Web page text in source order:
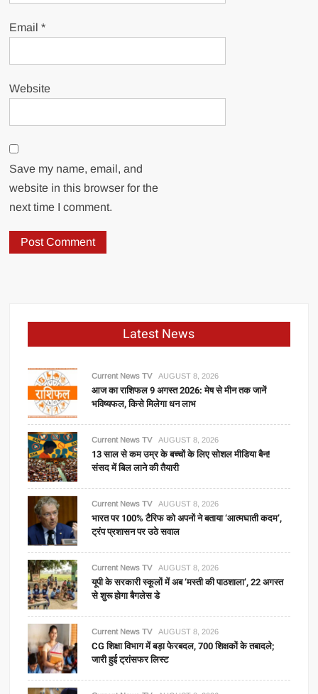
Email*
Website
Save my name, email, and
website in this browser for the
next time I comment.
Latest News
Current News TV AUGUST 8, 2026
आज का राशिफल 9 अगस्त 2026: मेष से मीन तक जानें
भविष्यफल, किसे मिलेगा धन लाभ
Current News TV AUGUST 8, 2026
13 साल से कम उम्र के बच्चों के लिए सोशल मीडिया बैन!
संसद में बिल लाने की तैयारी
Current News TV AUGUST 8, 2026
भारत पर 100% टैरिफ को अपनों ने बताया ‘आत्मघाती कदम’,
ट्रंप प्रशासन पर उठे सवाल
Current News TV AUGUST 8, 2026
यूपी के सरकारी स्कूलों में अब ‘मस्ती की पाठशाला’, 22 अगस्त
से शुरू होगा बैगलेस डे
Current News TV AUGUST 8, 2026
CG शिक्षा विभाग में बड़ा फेरबदल, 700 शिक्षकों के तबादले;
जारी हुई ट्रांसफर लिस्ट